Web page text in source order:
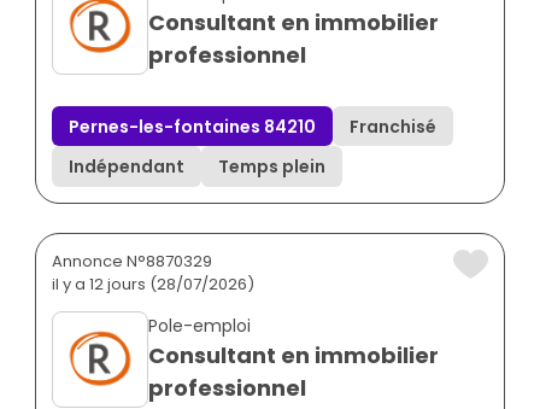
Consultant en immobilier
professionnel
Pernes-les-fontaines 84210
Franchisé
Indépendant
Temps plein
Annonce N°8870329
il y a 12 jours (28/07/2026)
Pole-emploi
Consultant en immobilier
professionnel